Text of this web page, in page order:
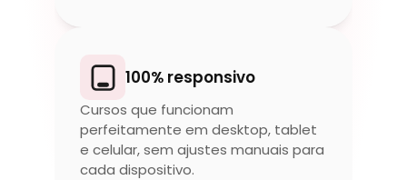
100% responsivo
Cursos que funcionam
perfeitamente em desktop, tablet
e celular, sem ajustes manuais para
cada dispositivo.